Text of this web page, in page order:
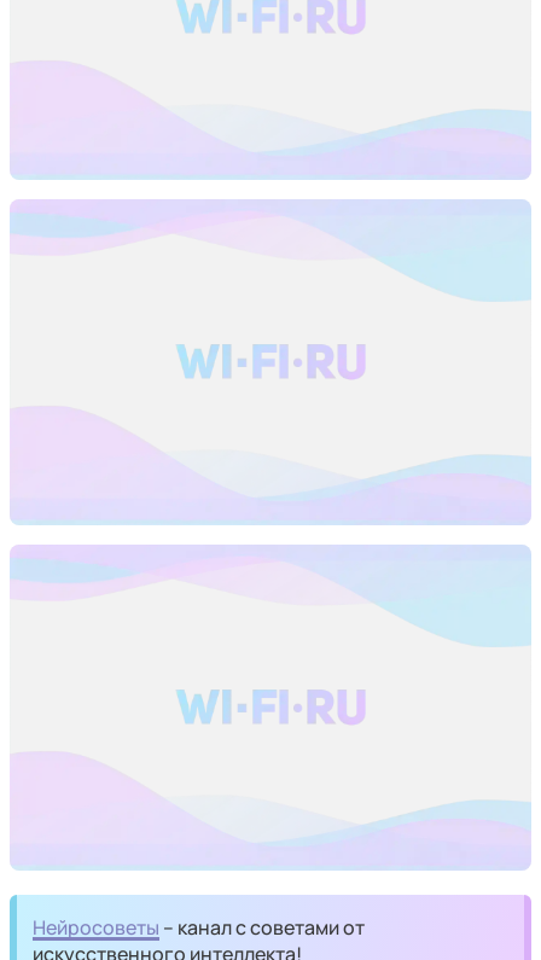
Нейросоветы – канал с советами от
искусственного интеллекта!